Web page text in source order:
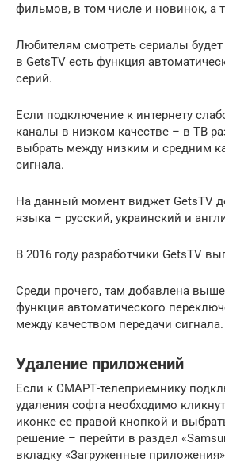
фильмов, в том числе и новинок, а
Любителям смотреть сериалы будет
в GetsTV есть функция
серий.
Если подключение к интернету
каналы в низком качестве – в ТВ
выбрать между низким и средним
сигнала.
На данный момент виджет GetsTV
языка – русский, украинский и
В 2016 году разработчики GetsTV
Среди прочего, там добавлена
функция автоматического
между качеством передачи сигнала.
Удаление приложений
Если к СМАРТ-телеприемнику
удаления софта необходимо
иконке ее правой кнопкой и
решение – перейти в раздел
вкладку «Загруженные